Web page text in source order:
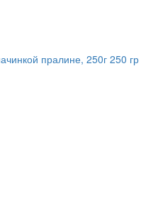
пралине, 250г 250 гр